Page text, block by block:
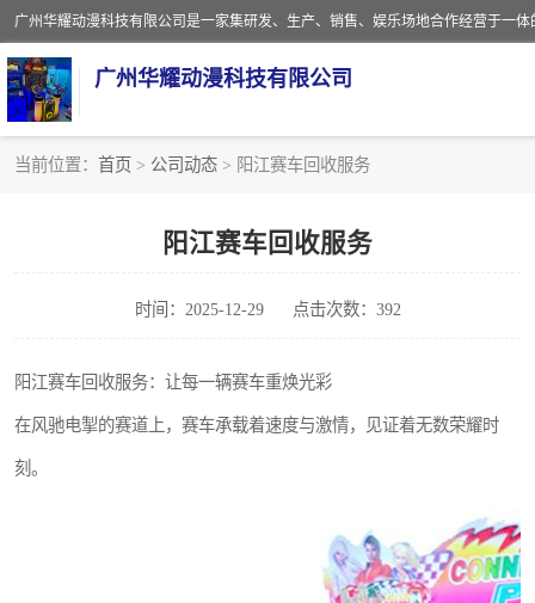
广州华耀动漫科技有限公司
当前位置： 首页 > 公司动态 > 阳江赛车回收服务
阳江赛车回收服务
时间：2025-12-29 点击次数：392
阳江赛车回收服务：让每一辆赛车重焕光彩
在风驰电掣的赛道上，赛车承载着速度与激情，见证着无数荣耀时
刻。
游戏厅回收